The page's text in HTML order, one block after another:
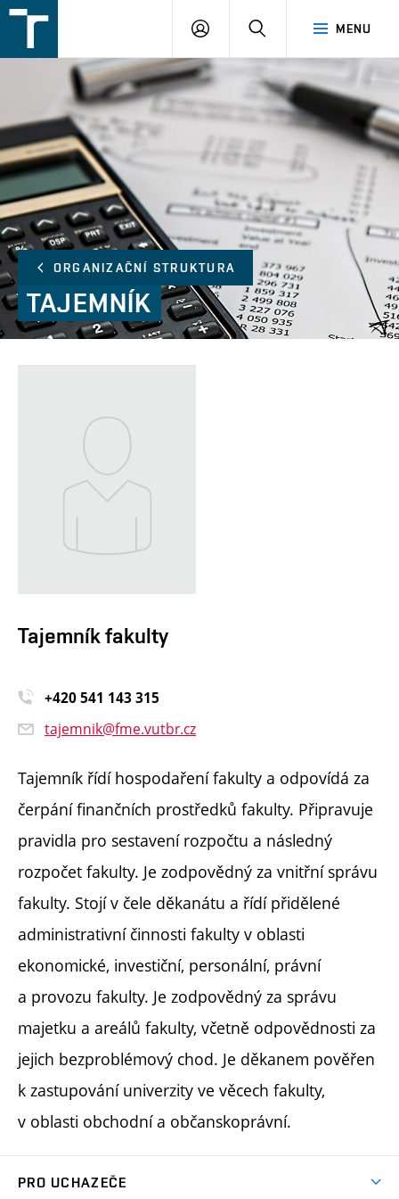
v
Brně
MENU
PŘIHLÁŠENÍ
ORGANIZAČNÍ STRUKTURA
TAJEMNÍK
Tajemník fakulty
+420 541 143 315
tajemnik@fme.vutbr.cz
Tajemník řídí hospodaření fakulty a odpovídá za
čerpání finančních prostředků fakulty. Připravuje
pravidla pro sestavení rozpočtu a následný
rozpočet fakulty. Je zodpovědný za vnitřní správu
fakulty. Stojí v čele děkanátu a řídí přidělené
administrativní činnosti fakulty v oblasti
ekonomické, investiční, personální, právní
a provozu fakulty. Je zodpovědný za správu
majetku a areálů fakulty, včetně odpovědnosti za
jejich bezproblémový chod. Je děkanem pověřen
k zastupování univerzity ve věcech fakulty,
v oblasti obchodní a občanskoprávní.
PRO UCHAZEČE